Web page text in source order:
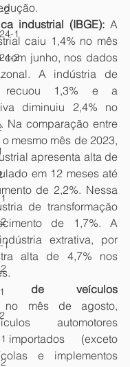
2
1
2
1
industrial (IBGE): A
caiu 1,4% no mês
com junho, nos dados
A indústria de
recuou 1,3% e a
diminuiu 2,4% no
Na comparação entre
mesmo mês de 2023,
apresenta alta de
em 12 meses até
de 2,2%. Nessa
de transformação
de 1,7%. A
extrativa, por
alta de 4,7% nos
de veículos
no mês de agosto,
automotores
(exceto
e implementos